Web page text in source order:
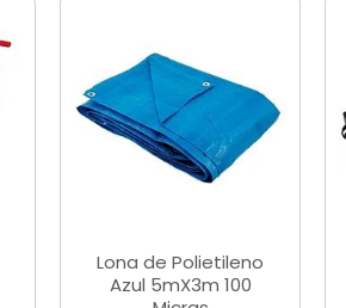
Lona de Polietileno
Azul 5mX3m 100